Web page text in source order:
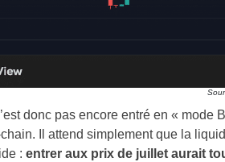
donc pas encore entré en «
Il attend simplement que la
: entrer aux prix de juillet aurait